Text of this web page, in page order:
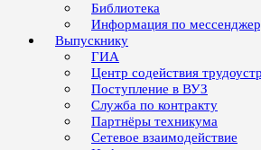
Библиотека
Информация по
Выпускнику
ГИА
Центр содействия
Поступление в ВУЗ
Служба по контракту
Партнёры техникума
Сетевое взаимодействие